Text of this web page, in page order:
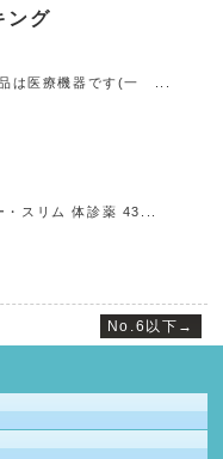
ング
は医療機器です(一 ...
・スリム 体診薬 43...
No.6以下→